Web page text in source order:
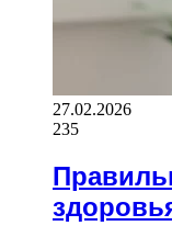
27.02.2026
235